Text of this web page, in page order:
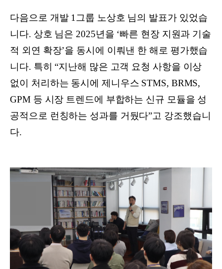
다음으로 개발 1그룹 노상호 님의 발표가 있었습
니다. 상호 님은 2025년을 ‘빠른 현장 지원과 기술
적 외연 확장’을 동시에 이뤄낸 한 해로 평가했습
니다. 특히 “지난해 많은 고객 요청 사항을 이상
없이 처리하는 동시에 제니우스 STMS, BRMS,
GPM 등 시장 트렌드에 부합하는 신규 모듈을 성
공적으로 런칭하는 성과를 거뒀다”고 강조했습니
다.